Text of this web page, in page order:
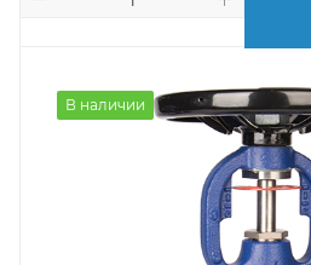
В наличии